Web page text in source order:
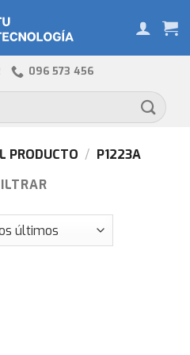
096 573 456
PRODUCTO / P1223A